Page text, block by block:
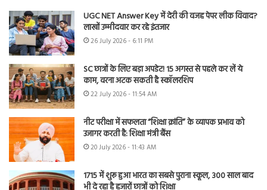
UGC NET Answer Key में देरी की वजह पेपर लीक विवाद?
लाखों उम्मीदवार कर रहे इंतजार
26 July 2026 - 6:11 PM
SC छात्रों के लिए बड़ा अपडेट! 15 अगस्त से पहले कर लें ये
काम, वरना अटक सकती है स्कॉलरशिप
22 July 2026 - 11:54 AM
नीट परीक्षा में सफलता “शिक्षा क्रांति” के व्यापक प्रभाव को
उजागर करती है: शिक्षा मंत्री बैंस
20 July 2026 - 11:43 AM
1715 में शुरू हुआ भारत का सबसे पुराना स्कूल, 300 साल बाद